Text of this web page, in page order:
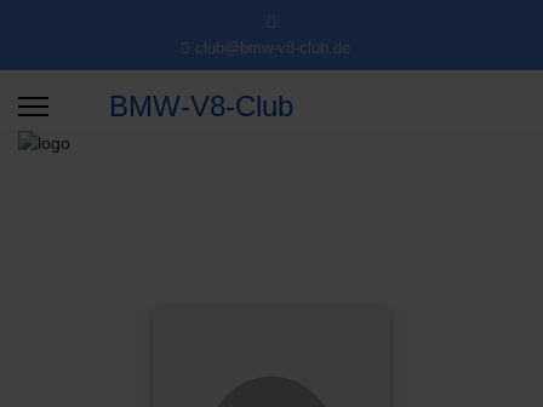
club@bmw-v8-club.de
BMW-V8-Club